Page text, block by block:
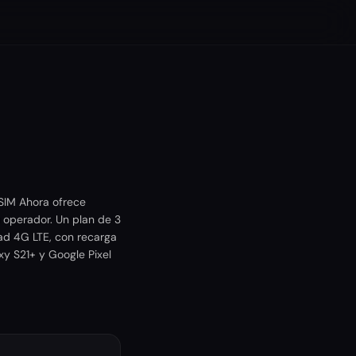
Ahora ofrece
Un plan de 3
4G LTE, con recarga
S21+ y Google Pixel